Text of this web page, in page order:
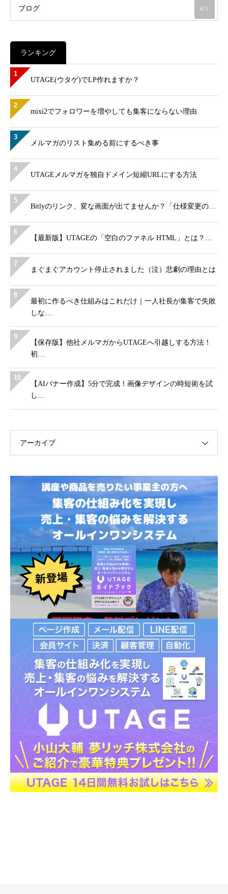
ブログ 671
ランキング
1
UTAGE(ウタゲ)でLP作れますか？
2
mixi2でフォロワーを増やしても集客にならない理由
3
メルマガのリスト集める前にするべき事
4
UTAGEメルマガを独自ドメイン短縮URLにする方法
5
Bitlyのリンク、変な画面が出てませんか？「仕様変更の…
6
【最新版】UTAGEの「空白のファネル HTML」とは？…
7
まぐまぐアカウント停止されました（泣）悲劇の理由とは
8
最初に作るべき仕組みはこれだけ｜一人社長が集客で失敗
しな…
9
【保存版】他社メルマガからUTAGEへ引越しする方法！
初…
10
【AIバナー作成】5分で完成！画像デザインの時短術を試
し…
アーカイブ